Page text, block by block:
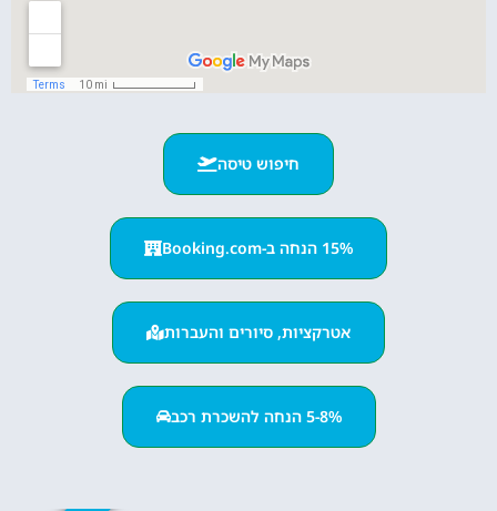
חיפוש טיסה
15% הנחה ב-Booking.com
אטרקציות, סיורים והעברות
5-8% הנחה להשכרת רכב